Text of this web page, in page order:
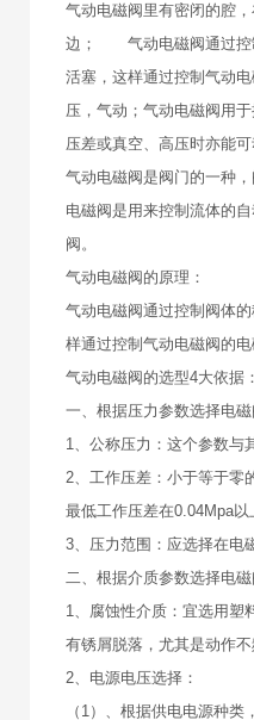
气动电磁阀里有密闭的腔
边； 气动电磁阀通过控制
活塞，这样通过控制气动
压，气动；气动电磁阀用
压差或真空、高压时亦能
气动电磁阀是阀门的一种
电磁阀是用来控制流体的
阀。
气动电磁阀的原理：
气动电磁阀通过控制阀体
样通过控制气动电磁阀的
气动电磁阀的选型4大依据：
一、根据压力参数选择电
1、公称压力：这个参数与
2、工作压差：小于等于零
最低工作压差在0.04Mpa
3、压力范围：应选择在电
二、根据介质参数选择电
1、腐蚀性介质：宜选用塑
有锈屑脱落，尤其是动作
2、电源电压选择：
（1）、根据供电电源种